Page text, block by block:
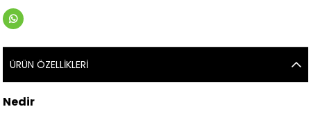
ÜRÜN ÖZELLIKLERI
Nedir